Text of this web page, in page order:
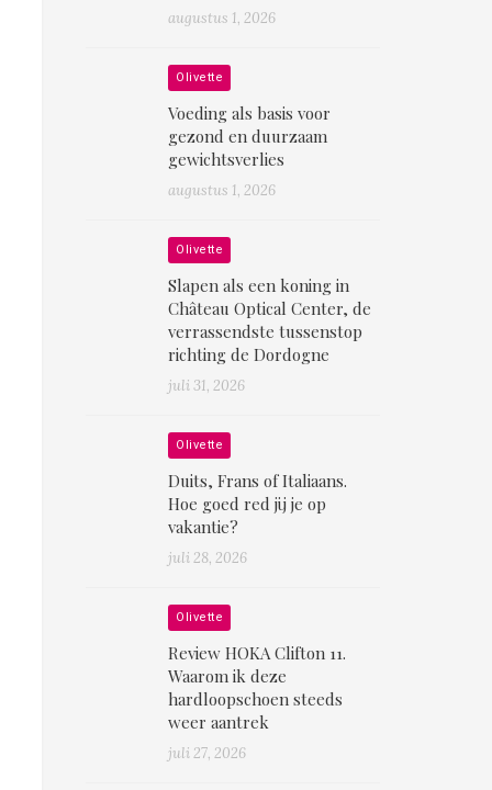
augustus 1, 2026
Olivette
Voeding als basis voor
gezond en duurzaam
gewichtsverlies
augustus 1, 2026
Olivette
Slapen als een koning in
Château Optical Center, de
verrassendste tussenstop
richting de Dordogne
juli 31, 2026
Olivette
Duits, Frans of Italiaans.
Hoe goed red jij je op
vakantie?
juli 28, 2026
Olivette
Review HOKA Clifton 11.
Waarom ik deze
hardloopschoen steeds
weer aantrek
juli 27, 2026